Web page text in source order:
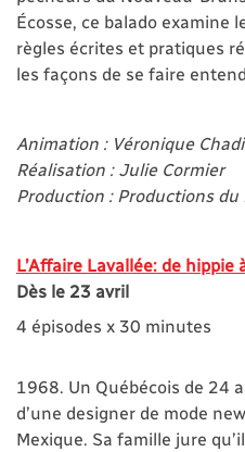
Écosse, ce balado examine
règles écrites et pratiques
les façons de se faire
Animation : Véronique
Réalisation : Julie Cormier
Production : Productions du
L’Affaire Lavallée: de hippie
Dès le 23 avril
4 épisodes x 30 minutes
1968. Un Québécois de 24
d’une designer de mode
Mexique. Sa famille jure